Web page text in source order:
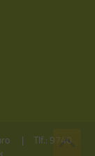
Tlf.: 9740